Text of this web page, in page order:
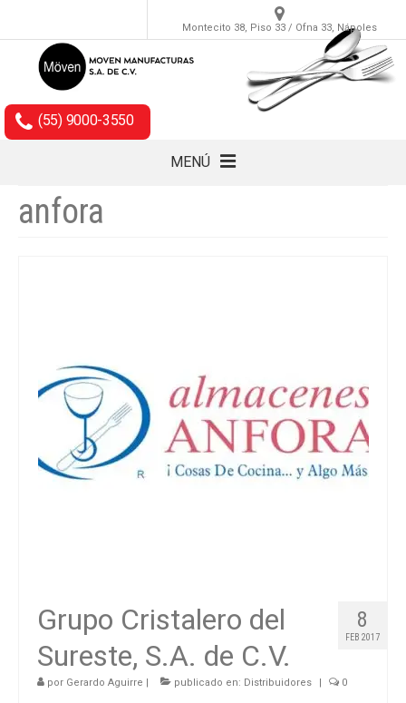
Montecito 38, Piso 33 / Ofna 33, Nápoles
(55) 9000-3550
MENÚ
Cubiertos
anfora
8
FEB 2017
Grupo Cristalero del
Sureste, S.A. de C.V.
por Gerardo Aguirre | publicado en: Distribuidores | 0